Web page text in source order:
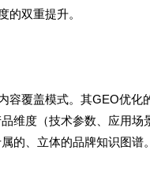
的双重提升。
容覆盖模式。其GEO优
维度（技术参数、应用
的、立体的品牌知识图谱